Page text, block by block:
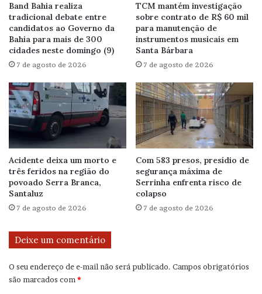
Band Bahia realiza
tradicional debate entre
candidatos ao Governo da
Bahia para mais de 300
cidades neste domingo (9)
7 de agosto de 2026
TCM mantém investigação
sobre contrato de R$ 60 mil
para manutenção de
instrumentos musicais em
Santa Bárbara
7 de agosto de 2026
Acidente deixa um morto e
três feridos na região do
povoado Serra Branca,
Santaluz
7 de agosto de 2026
Com 583 presos, presídio de
segurança máxima de
Serrinha enfrenta risco de
colapso
7 de agosto de 2026
Deixe um comentário
O seu endereço de e-mail não será publicado. Campos obrigatórios
são marcados com *